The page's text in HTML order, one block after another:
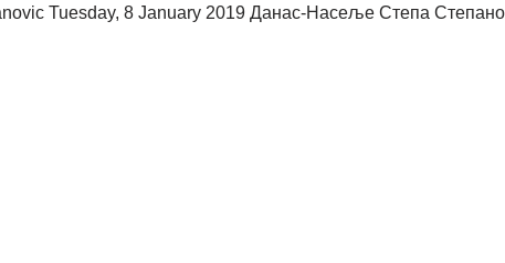
Tuesday, 8 January 2019 Данас-Насеље Степа